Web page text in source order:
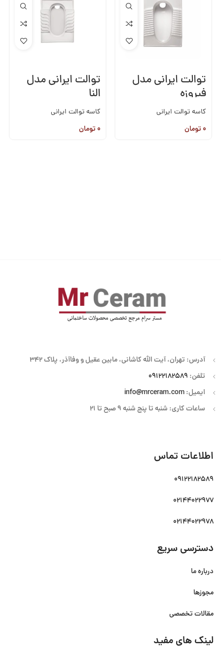
توالت ایرانی مدل
فیروزه
کاسه توالت ایرانی
۰تومان
توالت ایرانی مدل
النا
کاسه توالت ایرانی
۰تومان
آدرس: تهران، آیت الله کاشانی، مابین عقیل و وفاآذر، پلاک 342
تلفن: 09122182589
ایمیل:info@mrceram.com
ساعات کاری: شنبه تا پنج شنبه 9 صبح تا 21
اطلاعات تماس
09122182589
02144022977
02144022978
دسترسی سریع
درباره ما
مجوزها
مقالات تخصصی
لینک های مفید